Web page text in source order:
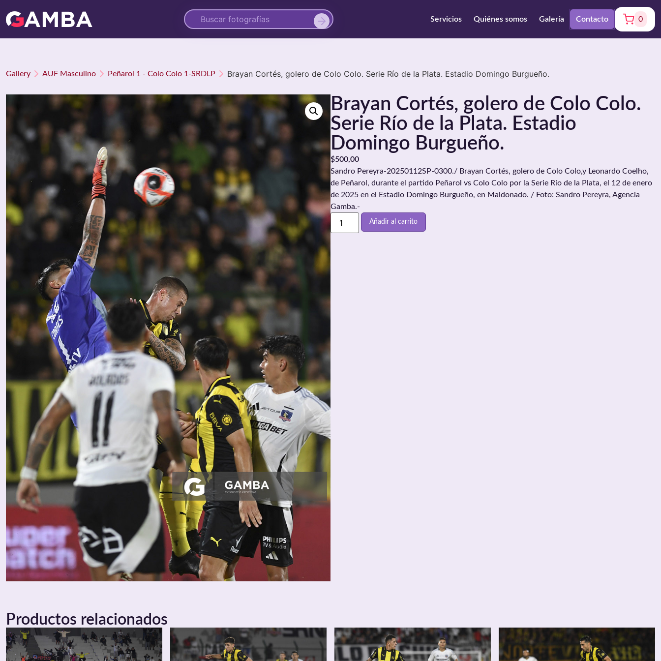
Servicios Quiénes somos Galería Contacto 0
Gallery AUF Masculino Peñarol 1 - Colo Colo 1-SRDLP Brayan Cortés, golero de Colo Colo. Serie Río de la Plata. Estadio Domingo Burgueño.
Brayan Cortés, golero de Colo Colo.
Serie Río de la Plata. Estadio
Domingo Burgueño.
$500,00
Sandro Pereyra-20250112SP-0300./ Brayan Cortés, golero de Colo Colo,y Leonardo Coelho,
de Peñarol, durante el partido Peñarol vs Colo Colo por la Serie Río de la Plata, el 12 de enero
de 2025 en el Estadio Domingo Burgueño, en Maldonado. / Foto: Sandro Pereyra, Agencia
Gamba.-
Añadir al carrito
Productos relacionados